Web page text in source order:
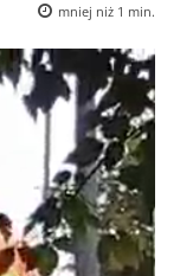
mniej niż 1 min.